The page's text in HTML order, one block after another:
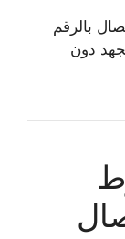
بالرقم
والجهد دون